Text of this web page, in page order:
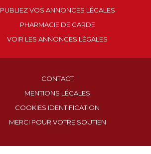
PUBLIEZ VOS ANNONCES LÉGALES
PHARMACIE DE GARDE
VOIR LES ANNONCES LÉGALES
CONTACT
MENTIONS LÉGALES
COOKIES IDENTIFICATION
MERCI POUR VOTRE SOUTIEN